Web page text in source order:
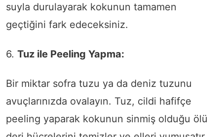
suyla durulayarak kokunun tamamen
geçtiğini fark edeceksiniz.
6. Tuz ile Peeling Yapma:
Bir miktar sofra tuzu ya da deniz tuzunu
avuçlarınızda ovalayın. Tuz, cildi hafifçe
peeling yaparak kokunun sinmiş olduğu ölü